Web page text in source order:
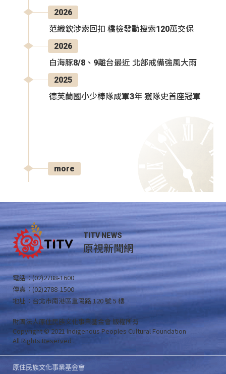
2026
范織欽涉索回扣 橋檢發動搜索120萬交保
2026
白海豚8/8、9離台最近 北部戒備強風大雨
2025
德芙蘭國小少棒隊成軍3年 獲隊史首座冠軍
more
TITV NEWS
原視新聞網
電話：(02)2788-1600
傳真：(02)2788-1500
地址：台北市南港區重陽路 120 號 5 樓
財團法人原住民族文化事業基金會 版權所有
Copyright © 2021 Indigenous Peoples Cultural Foundation
All Rights Reserved .
原住民族文化事業基金會